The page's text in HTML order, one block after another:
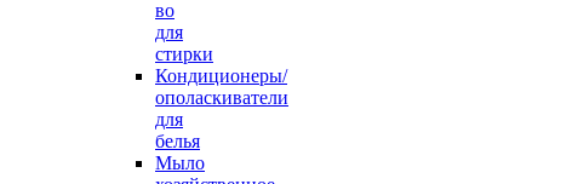
во
для
стирки
Кондиционеры/
ополаскиватели
для
белья
Мыло